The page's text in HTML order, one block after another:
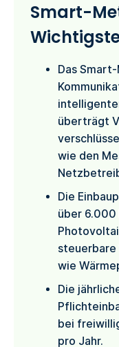
Smart-
Das
überträgt
wie den
Die
über 6.000
steuerbare
wie
Die
bei
pro Jahr.